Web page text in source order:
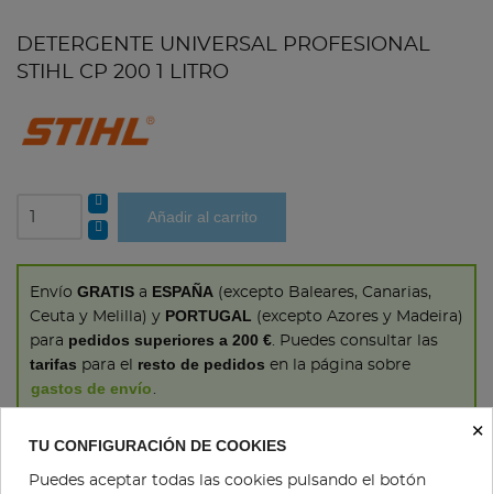
DETERGENTE UNIVERSAL PROFESIONAL
STIHL CP 200 1 LITRO
Añadir al carrito
Envío GRATIS a ESPAÑA (excepto Baleares, Canarias,
Ceuta y Melilla) y PORTUGAL (excepto Azores y Madeira)
para pedidos superiores a 200 € . Puedes consultar las
tarifas para el resto de pedidos en la página sobre
gastos de envío
Consultar DISPONIBILIDAD y plazo de entrega:
- Stihl:982 30 30 05
×
TU CONFIGURACIÓN DE COOKIES
Puedes aceptar todas las cookies pulsando el botón